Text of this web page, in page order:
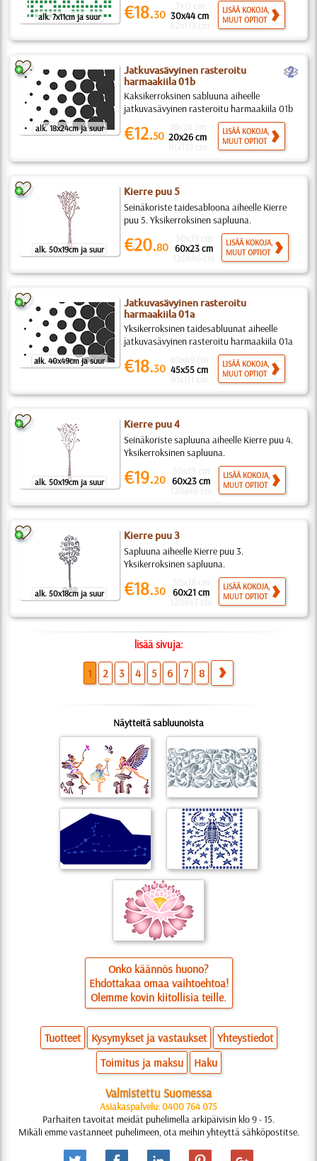
alk. 7x11cm ja suur €18.30 30x44 cm
LISÄÄ KOKOJA,
MUUT OPTIOT
alk. 18x24cm ja suur
Jatkuvasävyinen rasteroitu
harmaakiila 01b
b
Kaksikerroksinen sabluuna aiheelle
jatkuvasävyinen rasteroitu harmaakiila 01b
€12.50 20x26 cm
LISÄÄ KOKOJA,
MUUT OPTIOT
alk. 50x19cm ja suur
Kierre puu 5
Seinäkoriste taidesabloona aiheelle Kierre
puu 5. Yksikerroksinen sapluuna.
€20.80 60x23 cm
LISÄÄ KOKOJA,
MUUT OPTIOT
alk. 40x49cm ja suur
Jatkuvasävyinen rasteroitu
harmaakiila 01a
Yksikerroksinen taidesabluunat aiheelle
jatkuvasävyinen rasteroitu harmaakiila 01a
€18.30 45x55 cm
LISÄÄ KOKOJA,
MUUT OPTIOT
alk. 50x19cm ja suur
Kierre puu 4
Seinäkoriste sapluuna aiheelle Kierre puu 4.
Yksikerroksinen sapluuna.
€19.20 60x23 cm
LISÄÄ KOKOJA,
MUUT OPTIOT
alk. 50x18cm ja suur
Kierre puu 3
Sapluuna aiheelle Kierre puu 3.
Yksikerroksinen sapluuna.
€18.30 60x21 cm
LISÄÄ KOKOJA,
MUUT OPTIOT
lisää sivuja:
1 2 3 4 5 6 7 8
Näytteitä sabluunoista
Onko käännös huono?
Ehdottakaa omaa vaihtoehtoa!
Olemme kovin kiitollisia teille.
Tuotteet Kysymykset ja vastaukset
Yhteystiedot
Toimitus ja maksu
Haku
Valmistettu Suomessa
Asiakaspalvelu: 0400 764 075
Parhaiten tavoitat meidät puhelimella arkipäivisin klo 9 - 15.
Mikäli emme vastanneet puhelimeen, ota meihin yhteyttä sähköpostitse.